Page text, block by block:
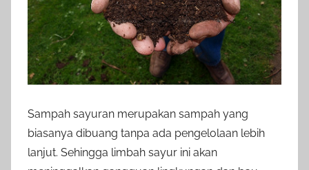
Sampah sayuran merupakan sampah yang
biasanya dibuang tanpa ada pengelolaan lebih
lanjut. Sehingga limbah sayur ini akan